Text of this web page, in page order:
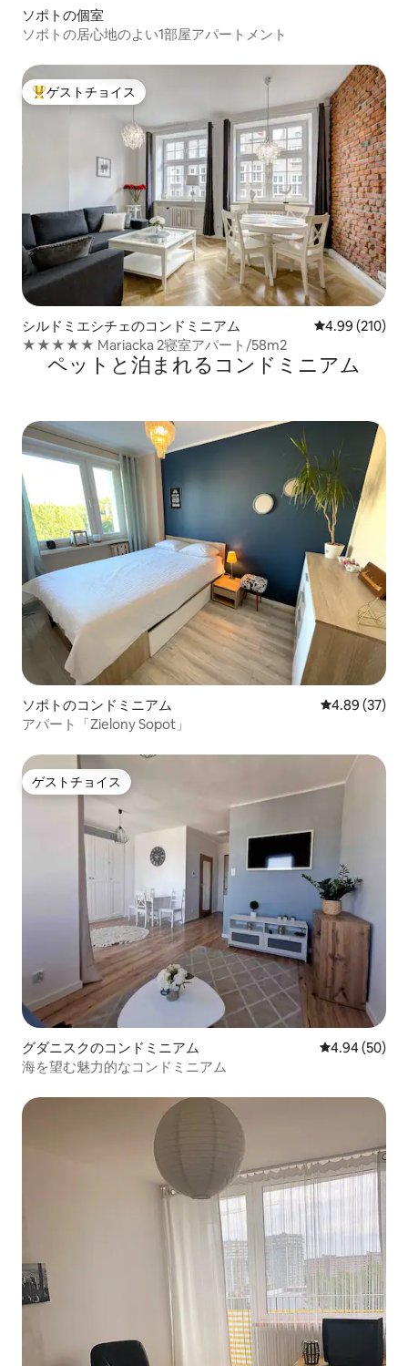
ソポトの個室
ソポトの居心地のよい1部屋アパートメント
大好評のゲストチョイスです。
ゲストチョイス
シルドミエシチェのコンドミニアム レビュー210
4.99 (210)
★★★★★ Mariacka 2寝室アパート/58m2
ペットと泊まれるコンドミニアム
ソポトのコンドミニアム レビュー37
4.89 (37)
アパート「Zielony Sopot」
ゲストチョイス
ゲストチョイス
グダニスクのコンドミニアム レビュー50
4.94 (50)
海を望む魅力的なコンドミニアム